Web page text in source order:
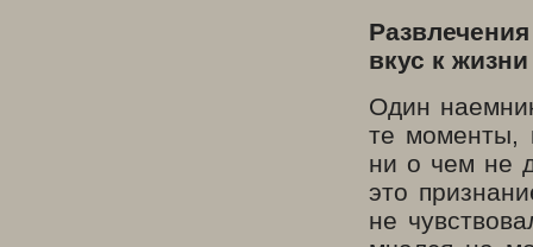
вкус к жизни
Один
те моменты,
ни о чем не
это
не